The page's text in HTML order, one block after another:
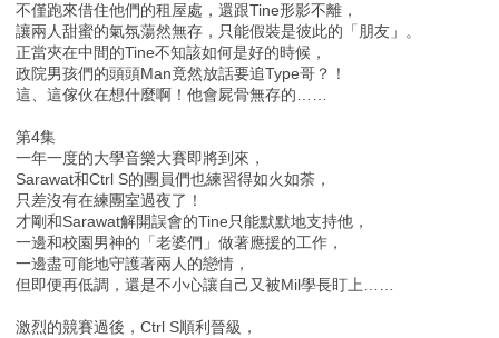
不僅跑來借住他們的租屋處，還跟Tine形影不離，
讓兩人甜蜜的氣氛蕩然無存，只能假裝是彼此的「朋友」。
正當夾在中間的Tine不知該如何是好的時候，
政院男孩們的頭頭Man竟然放話要追Type哥？！
這、這傢伙在想什麼啊！他會屍骨無存的……
第4集
一年一度的大學音樂大賽即將到來，
Sarawat和Ctrl S的團員們也練習得如火如荼，
只差沒有在練團室過夜了！
才剛和Sarawat解開誤會的Tine只能默默地支持他，
一邊和校園男神的「老婆們」做著應援的工作，
一邊盡可能地守護著兩人的戀情，
但即便再低調，還是不小心讓自己又被Mil學長盯上……
激烈的競賽過後，Ctrl S順利晉級，